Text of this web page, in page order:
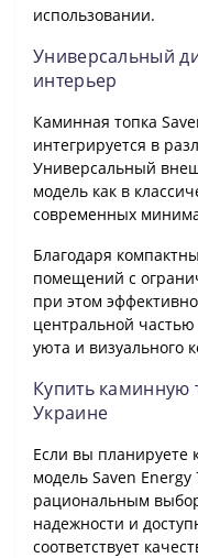
использовании.
Универсальный
интерьер
Каминная топка
интегрируется в
Универсальный
модель как в
современных
Благодаря
помещений с
при этом
центральной
уюта и визуального
Купить каминную
Украине
Если вы планируете
модель Saven Energy
рациональным
надежности и
соответствует